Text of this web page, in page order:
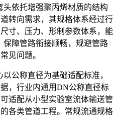
头依托增强聚丙烯材质的结构
转向需求，其规格体系经过行
寸、压力、形制参数体系，能
保障管路衔接顺畅，规避管路
见问题。
公称直径为基础适配标准，
，行业内通用DN公称直径标
适配从小型实验室流体输送管
各类管道工程。常规流通规格